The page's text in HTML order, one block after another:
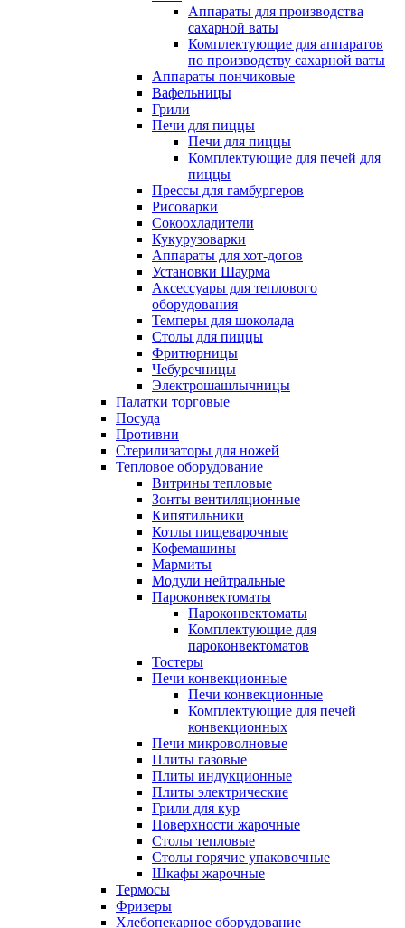
Аппараты для производства
сахарной ваты
Комплектующие для аппаратов
по производству сахарной ваты
Аппараты пончиковые
Вафельницы
Грили
Печи для пиццы
Печи для пиццы
Комплектующие для печей для
пиццы
Прессы для гамбургеров
Рисоварки
Сокоохладители
Кукурузоварки
Аппараты для хот-догов
Установки Шаурма
Аксессуары для теплового
оборудования
Темперы для шоколада
Столы для пиццы
Фритюрницы
Чебуречницы
Электрошашлычницы
Палатки торговые
Посуда
Противни
Стерилизаторы для ножей
Тепловое оборудование
Витрины тепловые
Зонты вентиляционные
Кипятильники
Котлы пищеварочные
Кофемашины
Мармиты
Модули нейтральные
Пароконвектоматы
Пароконвектоматы
Комплектующие для
пароконвектоматов
Тостеры
Печи конвекционные
Печи конвекционные
Комплектующие для печей
конвекционных
Печи микроволновые
Плиты газовые
Плиты индукционные
Плиты электрические
Грили для кур
Поверхности жарочные
Столы тепловые
Столы горячие упаковочные
Шкафы жарочные
Термосы
Фризеры
Хлебопекарное оборудование